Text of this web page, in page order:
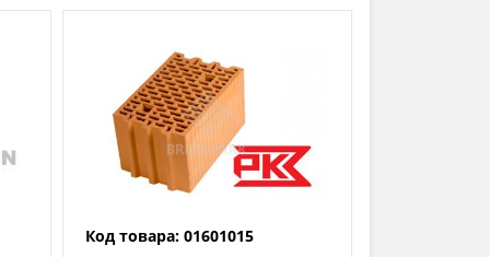
Код товара: 01601015